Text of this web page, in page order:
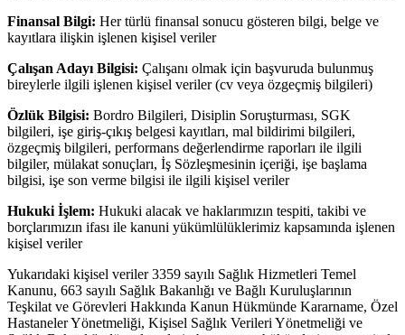
Finansal Bilgi: Her türlü finansal sonucu gösteren bilgi, belge ve
kayıtlara ilişkin işlenen kişisel veriler
Çalışan Adayı Bilgisi: Çalışanı olmak için başvuruda bulunmuş
bireylerle ilgili işlenen kişisel veriler (cv veya özgeçmiş bilgileri)
Özlük Bilgisi: Bordro Bilgileri, Disiplin Soruşturması, SGK
bilgileri, işe giriş-çıkış belgesi kayıtları, mal bildirimi bilgileri,
özgeçmiş bilgileri, performans değerlendirme raporları ile ilgili
bilgiler, mülakat sonuçları, İş Sözleşmesinin içeriği, işe başlama
bilgisi, işe son verme bilgisi ile ilgili kişisel veriler
Hukuki İşlem: Hukuki alacak ve haklarımızın tespiti, takibi ve
borçlarımızın ifası ile kanuni yükümlülüklerimiz kapsamında işlenen
kişisel veriler
Yukarıdaki kişisel veriler 3359 sayılı Sağlık Hizmetleri Temel
Kanunu, 663 sayılı Sağlık Bakanlığı ve Bağlı Kuruluşlarının
Teşkilat ve Görevleri Hakkında Kanun Hükmünde Kararname, Özel
Hastaneler Yönetmeliği, Kişisel Sağlık Verileri Yönetmeliği ve